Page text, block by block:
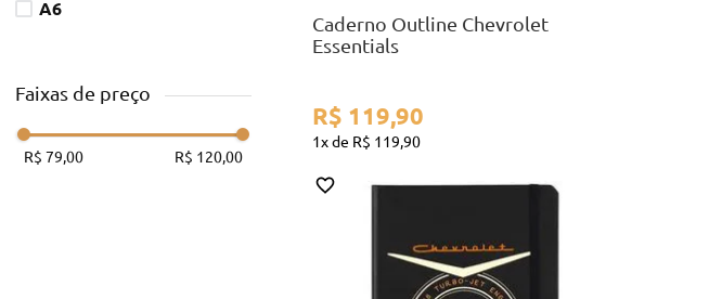
A6
faixas de preço
R$ 79,00 R$ 120,00
Caderno Outline Chevrolet
Essentials
R$ 119,90
1 R$ 119,90